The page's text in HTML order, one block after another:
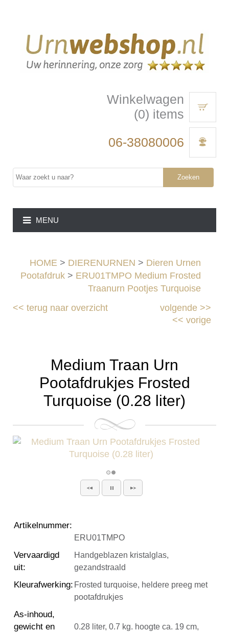
Winkelwagen
(0) items
06-38080006
Zoeken
MENU
HOME > DIERENURNEN > Dieren Urnen
Pootafdruk> ERU01TMPO Medium Frosted
Traanurn Pootjes Turquoise
<<terug naar overzicht volgende>>
<< vorige
Medium Traan Urn
Pootafdrukjes Frosted
Turquoise (0.28 liter)
Artikelnummer:
ERU01TMPO
Vervaardigd
uit:
Handgeblazen kristalglas,
gezandstraald
Kleurafwerking: Frosted turquoise, heldere preeg met
pootafdrukjes
As-inhoud,
gewicht en
0.28 liter, 0.7 kg. hoogte ca. 19 cm,